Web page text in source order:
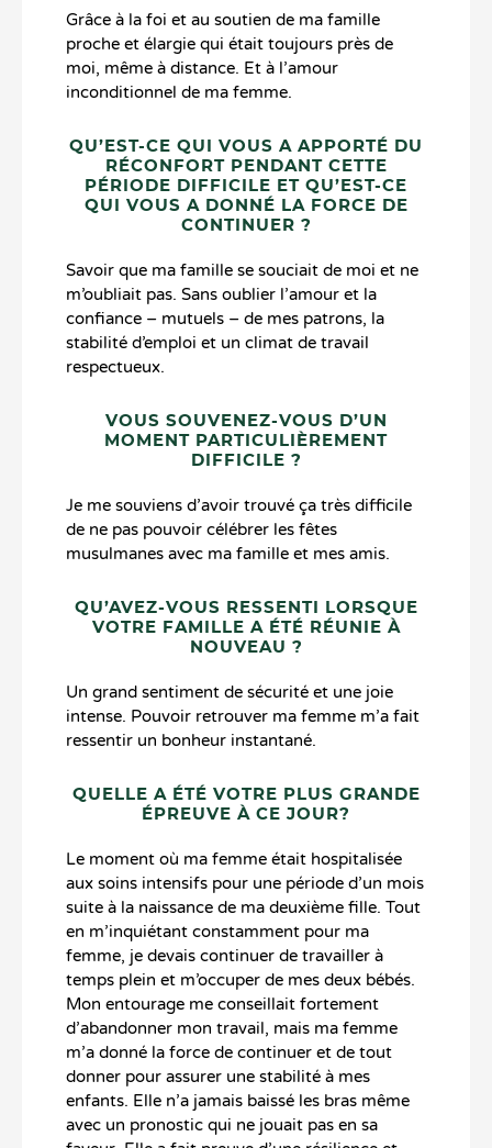
Grâce à la foi et au soutien de ma famille
proche et élargie qui était toujours près de
moi, même à distance. Et à l’amour
inconditionnel de ma femme.
QU’EST-CE QUI VOUS A APPORTÉ DU
RÉCONFORT PENDANT CETTE
PÉRIODE DIFFICILE ET QU’EST-CE
QUI VOUS A DONNÉ LA FORCE DE
CONTINUER ?
Savoir que ma famille se souciait de moi et ne
m’oubliait pas. Sans oublier l’amour et la
confiance – mutuels – de mes patrons, la
stabilité d’emploi et un climat de travail
respectueux.
VOUS SOUVENEZ-VOUS D’UN
MOMENT PARTICULIÈREMENT
DIFFICILE ?
Je me souviens d’avoir trouvé ça très difficile
de ne pas pouvoir célébrer les fêtes
musulmanes avec ma famille et mes amis.
QU’AVEZ-VOUS RESSENTI LORSQUE
VOTRE FAMILLE A ÉTÉ RÉUNIE À
NOUVEAU ?
Un grand sentiment de sécurité et une joie
intense. Pouvoir retrouver ma femme m’a fait
ressentir un bonheur instantané.
QUELLE A ÉTÉ VOTRE PLUS GRANDE
ÉPREUVE À CE JOUR?
Le moment où ma femme était hospitalisée
aux soins intensifs pour une période d’un mois
suite à la naissance de ma deuxième fille. Tout
en m’inquiétant constamment pour ma
femme, je devais continuer de travailler à
temps plein et m’occuper de mes deux bébés.
Mon entourage me conseillait fortement
d’abandonner mon travail, mais ma femme
m’a donné la force de continuer et de tout
donner pour assurer une stabilité à mes
enfants. Elle n’a jamais baissé les bras même
avec un pronostic qui ne jouait pas en sa